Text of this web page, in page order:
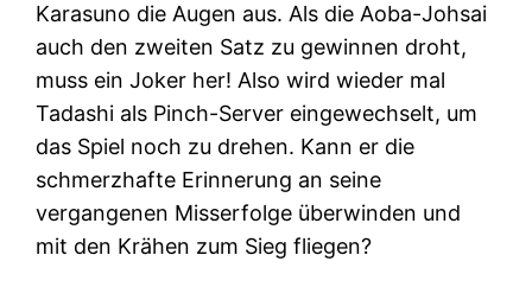
Karasuno die Augen aus. Als die Aoba-Johsai
auch den zweiten Satz zu gewinnen droht,
muss ein Joker her! Also wird wieder mal
Tadashi als Pinch-Server eingewechselt, um
das Spiel noch zu drehen. Kann er die
schmerzhafte Erinnerung an seine
vergangenen Misserfolge überwinden und
mit den Krähen zum Sieg fliegen?